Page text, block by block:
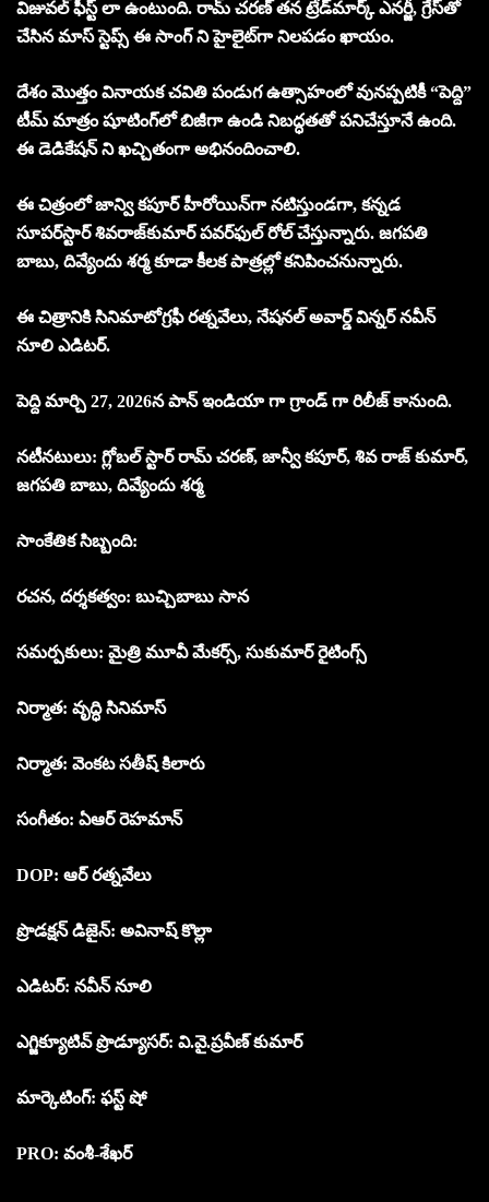
విజువల్ ఫీస్ట్ లా ఉంటుంది. రామ్ చరణ్ తన ట్రేడ్‌మార్క్ ఎనర్జీ, గ్రేస్‌తో
చేసిన మాస్ స్టెప్స్ ఈ సాంగ్‌ ని హైలైట్‌గా నిలపడం ఖాయం.
దేశం మొత్తం వినాయక చవితి పండుగ ఉత్సాహంలో వునప్పటికీ “పెద్ది”
టీమ్ మాత్రం షూటింగ్‌లో బిజీగా ఉండి నిబద్ధతతో పనిచేస్తూనే ఉంది.
ఈ డెడికేషన్‌ ని ఖచ్చితంగా అభినందించాలి.
ఈ చిత్రంలో జాన్వి కపూర్ హీరోయిన్‌గా నటిస్తుండగా, కన్నడ
సూపర్‌స్టార్ శివరాజ్‌కుమార్ పవర్‌ఫుల్ రోల్ చేస్తున్నారు. జగపతి
బాబు, దివ్యేందు శర్మ కూడా కీలక పాత్రల్లో కనిపించనున్నారు.
ఈ చిత్రానికి సినిమాటోగ్రఫీ రత్నవేలు, నేషనల్ అవార్డ్ విన్నర్ నవీన్
నూలి ఎడిటర్.
పెద్ది మార్చి 27, 2026న పాన్ ఇండియా గా గ్రాండ్ గా రిలీజ్ కానుంది.
నటీనటులు: గ్లోబల్ స్టార్ రామ్ చరణ్, జాన్వీ కపూర్, శివ రాజ్ కుమార్,
జగపతి బాబు, దివ్యేందు శర్మ
సాంకేతిక సిబ్బంది:
రచన, దర్శకత్వం: బుచ్చిబాబు సాన
సమర్పకులు: మైత్రి మూవీ మేకర్స్, సుకుమార్ రైటింగ్స్
నిర్మాత: వృద్ధి సినిమాస్
నిర్మాత: వెంకట సతీష్ కిలారు
సంగీతం: ఏఆర్ రెహమాన్
DOP: ఆర్ రత్నవేలు
ప్రొడక్షన్ డిజైన్: అవినాష్ కొల్లా
ఎడిటర్: నవీన్ నూలి
ఎగ్జిక్యూటివ్ ప్రొడ్యూసర్: వి.వై.ప్రవీణ్ కుమార్
మార్కెటింగ్: ఫస్ట్ షో
PRO: వంశీ-శేఖర్